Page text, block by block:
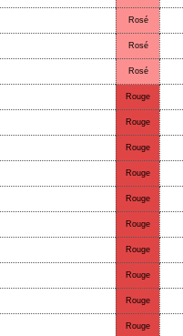
Rosé
Rosé
Rosé
Rouge
Rouge
Rouge
Rouge
Rouge
Rouge
Rouge
Rouge
Rouge
Rouge